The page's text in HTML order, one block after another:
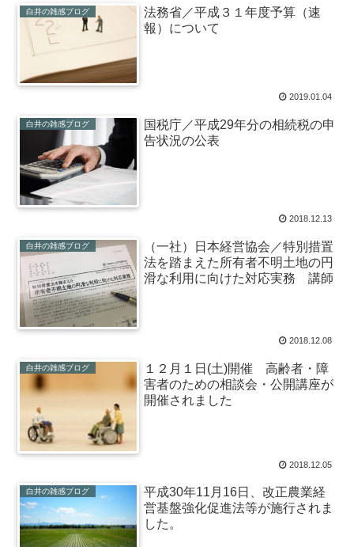
白井の雑感ブログ
法務省／平成３１年度予算（速
報）について
2019.01.04
白井の雑感ブログ
国税庁／平成29年分の相続税の申
告状況の公表
2018.12.13
白井の雑感ブログ
（一社）日本経営協会／特別措置
法を踏まえた所有者不明土地の円
滑な利用に向けた対応実務 講師
2018.12.08
白井の雑感ブログ
１２月１日(土)開催 高齢者・障
害者のための相談会・公開講座が
開催されました
2018.12.05
白井の雑感ブログ
平成30年11月16日、改正農業経
営基盤強化促進法等が施行されま
した。